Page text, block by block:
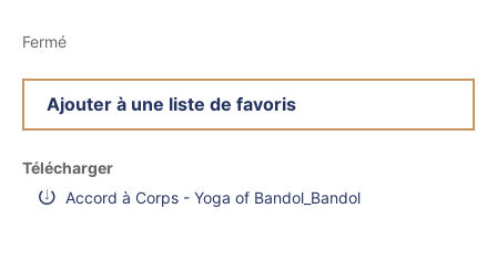
Fermé
Ajouter à une liste de favoris
Télécharger
Accord à Corps - Yoga of Bandol_Bandol